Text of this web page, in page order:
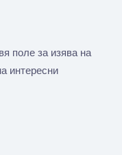
поле за изява на
интересни